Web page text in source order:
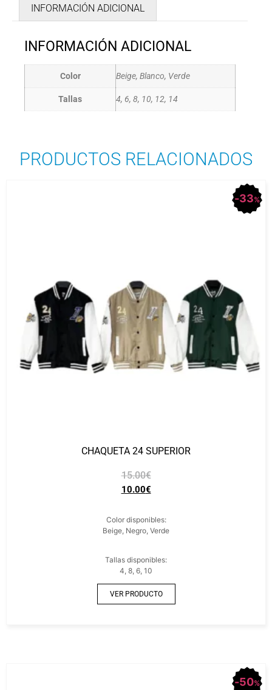
INFORMACIÓN ADICIONAL
INFORMACIÓN ADICIONAL
Color Beige, Blanco, Verde
Tallas 4, 6, 8, 10, 12, 14
PRODUCTOS RELACIONADOS
33%
CHAQUETA 24 SUPERIOR
15.00€
10.00€
Color disponibles:
Beige, Negro, Verde
Tallas disponibles:
4, 8, 6, 10
VER PRODUCTO
50%